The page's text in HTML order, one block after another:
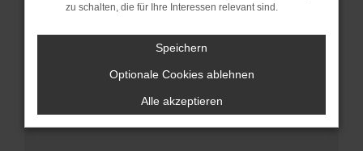
unterstützt werden.
Wende dich an den Webseitenbetreiber.
Wenn du alle oben genannten Schritte versucht
hast, kontaktiere uns bitte. Wir werden
versuchen, das Problem zu beheben. Du kannst
uns diesen Text schicken, um uns bei der
zu schalten, die für Ihre Interessen relevant sind.
Speichern
Optionale Cookies ablehnen
Alle akzeptieren